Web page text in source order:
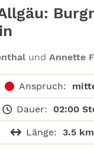
und Annette
Anspruch:
Dauer: 02:00
Länge: 3.5 km